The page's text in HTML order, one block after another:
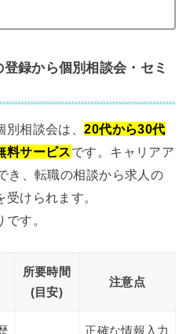
録から個別相談会・セミ
別相談会は、20代から30代
料サービスです。キャリアア
き、転職の相談から求人の
けられます。
す。
所要時間
(目安)
注意点
正確な情報入力